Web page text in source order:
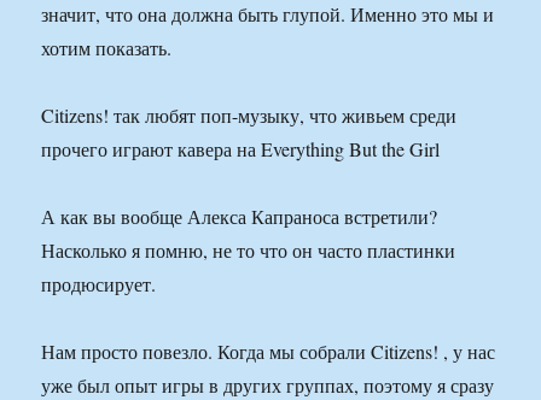
значит, что она должна быть глупой. Именно это мы и
хотим показать.
Citizens! так любят поп-музыку, что живьем среди
прочего играют кавера на Everything But the Girl
А как вы вообще Алекса Капраноса встретили?
Насколько я помню, не то что он часто пластинки
продюсирует.
Нам просто повезло. Когда мы собрали Citizens! , у нас
уже был опыт игры в других группах, поэтому я сразу